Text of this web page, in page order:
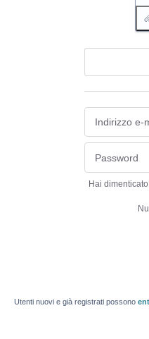
Hai
Utenti nuovi e già registrati possono